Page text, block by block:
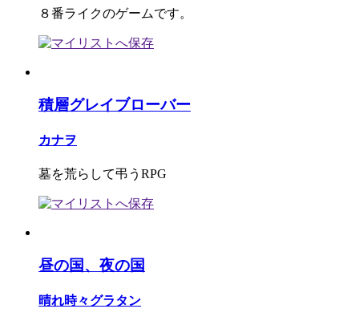
８番ライクのゲームです。
積層グレイブローバー
カナヲ
墓を荒らして弔うRPG
昼の国、夜の国
晴れ時々グラタン